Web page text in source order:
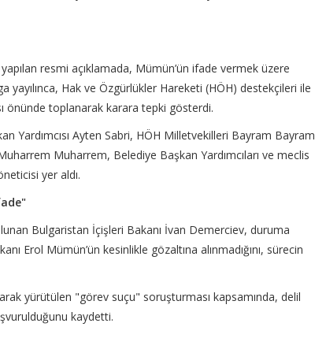
resmi açıklamada, Mümün’ün ifade vermek üzere
Hak ve Özgürlükler Hareketi (HÖH) destekçileri ile
önünde toplanarak karara tepki gösterdi.
Yardımcısı Ayten Sabri, HÖH Milletvekilleri Bayram Bayram
Muharrem, Belediye Başkan Yardımcıları ve meclis
yer aldı.
Bulgaristan İçişleri Bakanı İvan Demerciev, duruma
Erol Mümün’ün kesinlikle gözaltına alınmadığını, sürecin
yürütülen "görev suçu" soruşturması kapsamında, delil
kaydetti.